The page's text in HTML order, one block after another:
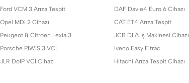
Ford VCM 3 Arıza Tespit
Opel MDI 2 Cihazı
Peugeot & Citroen Lexia 3
Porsche PIWIS 3 VCI
JLR DoIP VCI Cihazı
DAF Davie4 Euro 6 Cihazı
CAT ET4 Arıza Tespit
JCB DLA İş Makinesi Cihazı
Iveco Easy Eltrac
Hitachi Arıza Tespit Cihazı